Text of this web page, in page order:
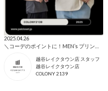
2025.04.26
越谷レイクタウン店 スタッフ
越谷レイクタウン店
COLONY 2139